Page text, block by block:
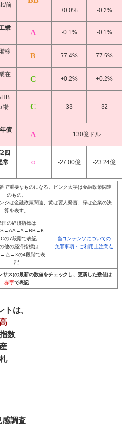
/前
±0.0% -0.2%
業
-0.1% -0.1%
稼
77.4% 77.5%
在
+0.2% +0.2%
場
33 32
債
130億ドル
四
常
-27.00億 -23.24億
重要なものになる。ピンク太字は金融政策関連
のもの。
ジは金融政策関連、黄は要人発言、緑は企業の決
算を表す。
国の経済指標は
の7段階で表記
他の経済指標は
の4段階で表
記
当コンテンツについての
免罪事項・ご利用上注意点
ス)の最新の数値をチェックし、更新した数値は
赤字で表記
は、
数
感調査